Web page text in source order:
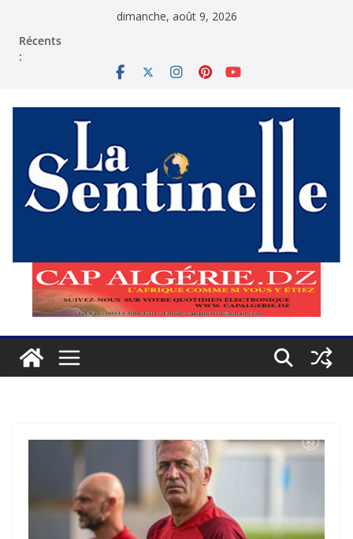
dimanche, août 9, 2026
Récents
: